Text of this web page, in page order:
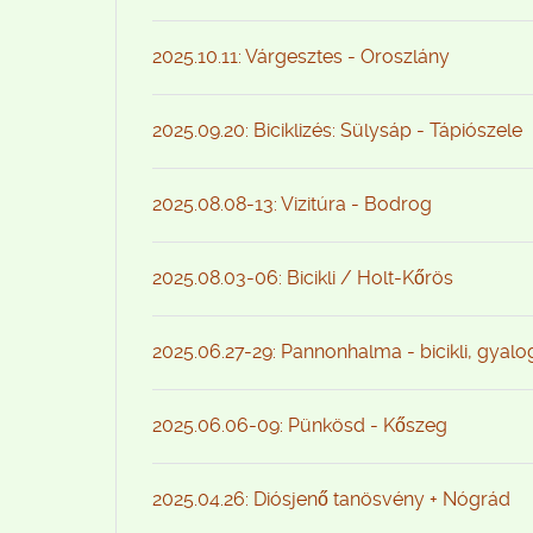
2025.10.11: Várgesztes - Oroszlány
2025.09.20: Biciklizés: Sülysáp - Tápiószele
2025.08.08-13: Vizitúra - Bodrog
2025.08.03-06: Bicikli / Holt-Kőrös
2025.06.27-29: Pannonhalma - bicikli,
2025.06.06-09: Pünkösd - Kőszeg
2025.04.26: Diósjenő tanösvény + Nógrád